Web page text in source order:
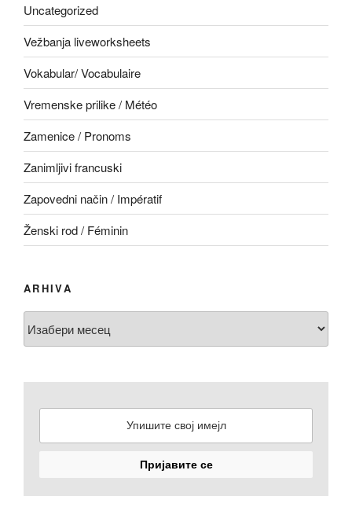
Uncategorized
Vežbanja liveworksheets
Vokabular/ Vocabulaire
Vremenske prilike / Météo
Zamenice / Pronoms
Zanimljivi francuski
Zapovedni način / Impératif
Ženski rod / Féminin
ARHIVA